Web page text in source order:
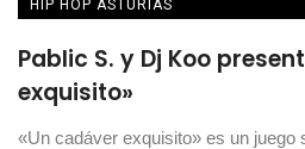
HIP HOP ASTURIAS
Pablic S. y Dj Koo
exquisito»
«Un cadáver exquisito» es un juego